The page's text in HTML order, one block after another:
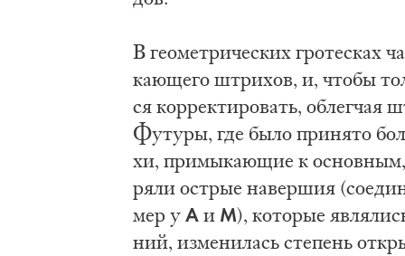
В гео­мет­ри­че­ских гро­те­сках
ка­ю­ще­го штри­хов, и, что­бы
ся кор­рек­ти­ро­вать,
Фу­ту­ры, где бы­ло при­ня­то
хи, при­мы­ка­ю­щие к
ря­ли острые на­вер­шия
мер уAи M), ко­то­рые
ний, из­ме­ни­лась сте­пень